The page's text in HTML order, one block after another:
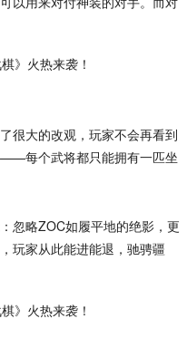
很大的改观，玩家不会再看到
每个武将都只能拥有一匹坐
忽略ZOC如履平地的绝影，更
玩家从此能进能退，驰骋疆